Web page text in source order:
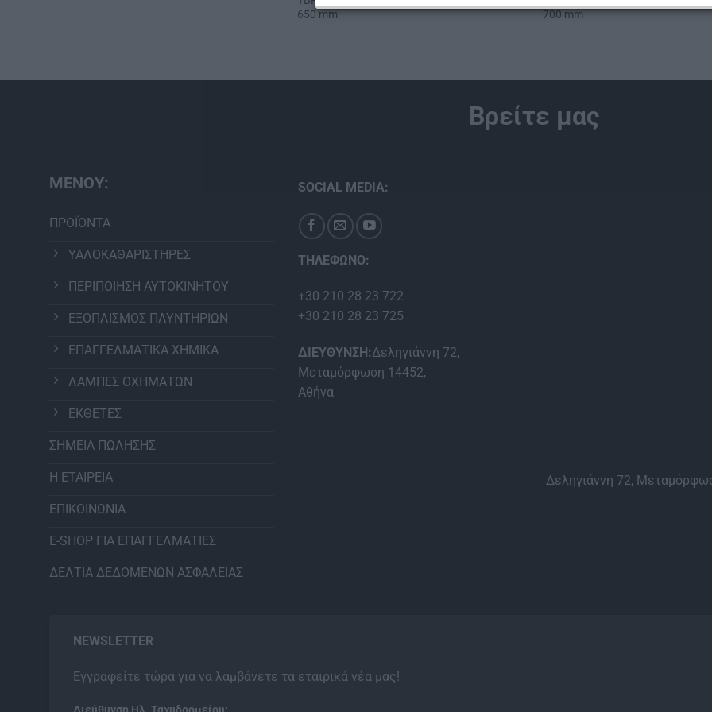
650 mm
700 mm
Βρείτε μας
ΜΕΝΟΥ:
ΠΡΟΪΟΝΤΑ
ΥΑΛΟΚΑΘΑΡΙΣΤΗΡΕΣ
ΠΕΡΙΠΟΙΗΣΗ ΑΥΤΟΚΙΝΗΤΟΥ
ΕΞΟΠΛΙΣΜΟΣ ΠΛΥΝΤΗΡΙΩΝ
ΕΠΑΓΓΕΛΜΑΤΙΚΑ ΧΗΜΙΚΑ
ΛΑΜΠΕΣ ΟΧΗΜΑΤΩΝ
ΕΚΘΕΤΕΣ
ΣΗΜΕΙΑ ΠΩΛΗΣΗΣ
Η ΕΤΑΙΡΕΙΑ
ΕΠΙΚΟΙΝΩΝΙΑ
E-SHOP ΓΙΑ ΕΠΑΓΓΕΛΜΑΤΙΕΣ
ΔΕΛΤΙΑ ΔΕΔΟΜΕΝΩΝ ΑΣΦΑΛΕΙΑΣ
SOCIAL MEDIA:
ΤΗΛΕΦΩΝΟ:
+30 210 28 23 722
+30 210 28 23 725
ΔΙΕΥΘΥΝΣΗ:Δεληγιάννη 72,
Μεταμόρφωση 14452,
Αθήνα
Δεληγιάννη 72,
NEWSLETTER
Εγγραφείτε τώρα για να λαμβάνετε τα εταιρικά νέα μας!